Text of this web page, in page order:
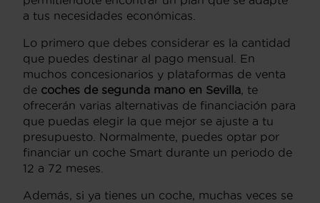
a tus necesidades económicas.
Lo primero que debes considerar es la cantidad
que puedes destinar al pago mensual. En
muchos concesionarios y plataformas de venta
de coches de segunda mano en Sevilla, te
ofrecerán varias alternativas de financiación para
que puedas elegir la que mejor se ajuste a tu
presupuesto. Normalmente, puedes optar por
financiar un coche Smart durante un periodo de
12 a 72 meses.
Además, si ya tienes un coche, muchas veces se